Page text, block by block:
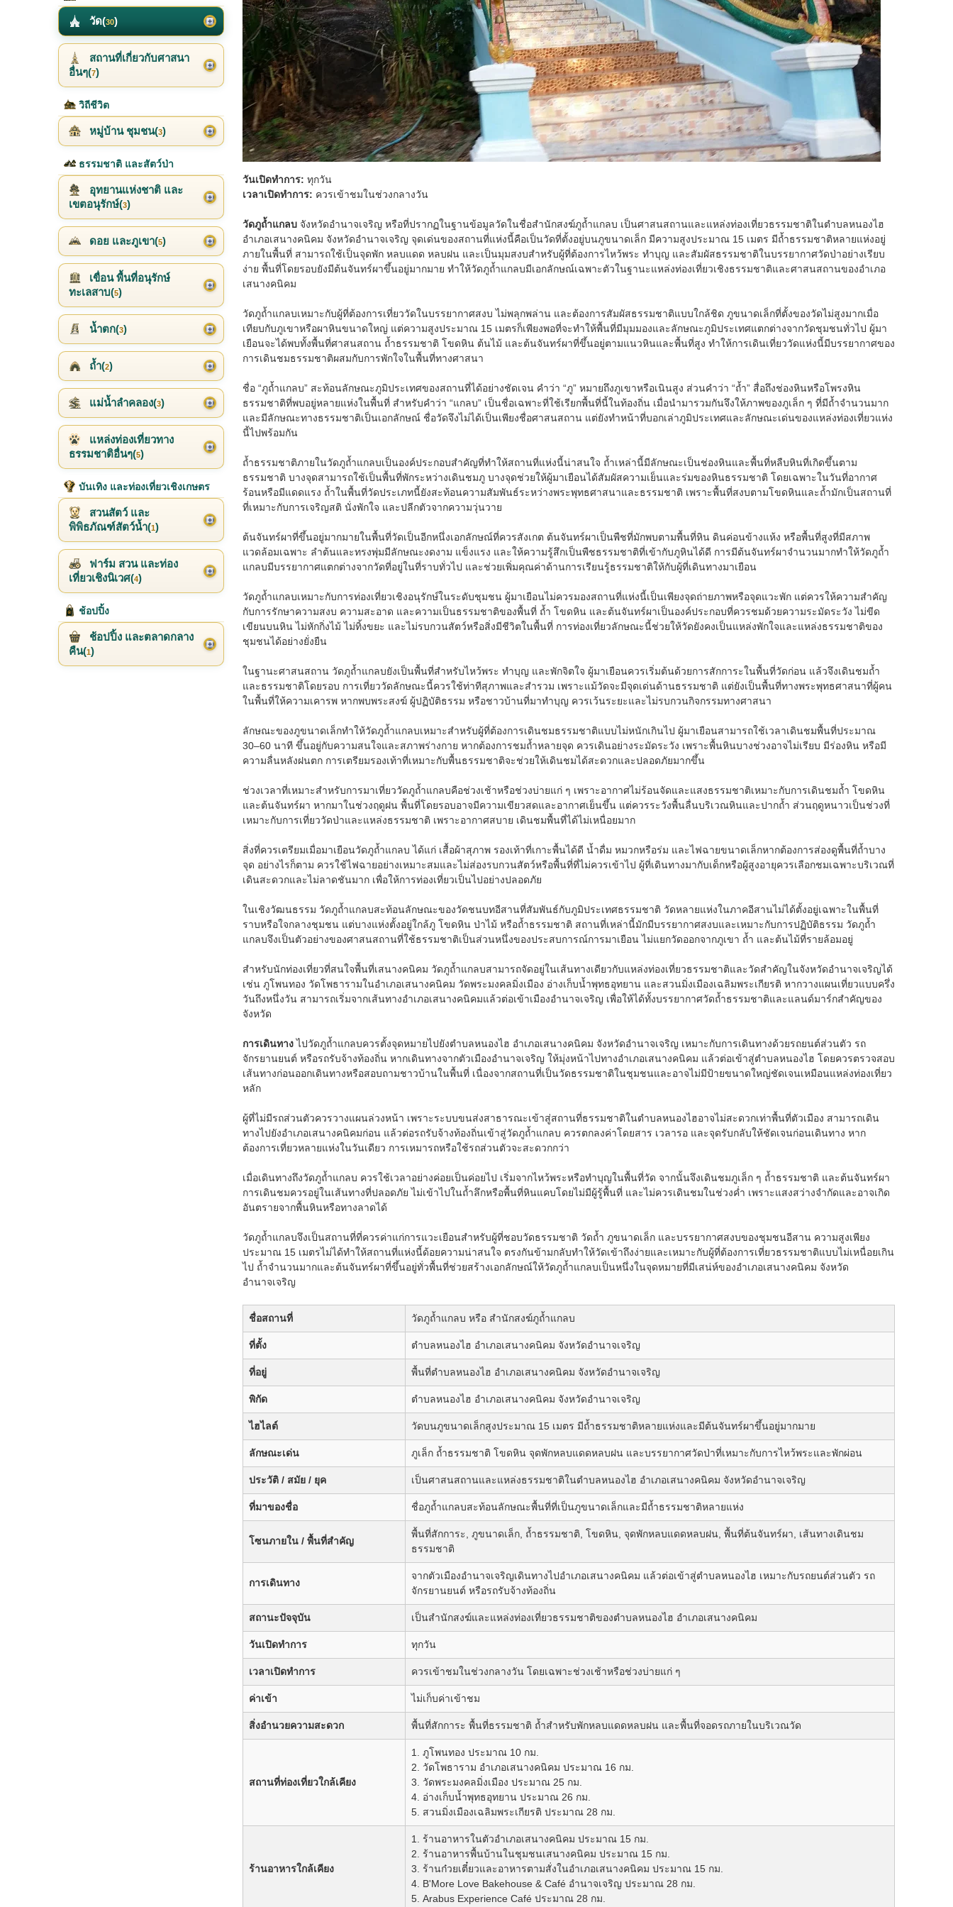
วันเปิดทำการ: ทุกวัน
เวลาเปิดทำการ: ควรเข้าชมในช่วงกลางวัน
วัดภูถ้ำแกลบจังหวัดอำนาจเจริญ หรือที่ปรากฏในฐานข้อมูลวัดในชื่อสำนักสงฆ์ภูถ้ำแกลบ เป็นศาสนสถานและแหล่งท่องเที่ยวธรรมชาติในตำบลหนองไฮ
อำเภอเสนางคนิคม จังหวัดอำนาจเจริญ จุดเด่นของสถานที่แห่งนี้คือเป็นวัดที่ตั้งอยู่บนภูขนาดเล็ก มีความสูงประมาณ 15 เมตร มีถ้ำธรรมชาติหลายแห่งอยู่
ภายในพื้นที่ สามารถใช้เป็นจุดพัก หลบแดด หลบฝน และเป็นมุมสงบสำหรับผู้ที่ต้องการไหว้พระ ทำบุญ และสัมผัสธรรมชาติในบรรยากาศวัดป่าอย่างเรียบ
ง่าย พื้นที่โดยรอบยังมีต้นจันทร์ผาขึ้นอยู่มากมาย ทำให้วัดภูถ้ำแกลบมีเอกลักษณ์เฉพาะตัวในฐานะแหล่งท่องเที่ยวเชิงธรรมชาติและศาสนสถานของอำเภอ
เสนางคนิคม
วัดภูถ้ำแกลบเหมาะกับผู้ที่ต้องการเที่ยววัดในบรรยากาศสงบ ไม่พลุกพล่าน และต้องการสัมผัสธรรมชาติแบบใกล้ชิด ภูขนาดเล็กที่ตั้งของวัดไม่สูงมากเมื่อ
เทียบกับภูเขาหรือผาหินขนาดใหญ่ แต่ความสูงประมาณ 15 เมตรก็เพียงพอที่จะทำให้พื้นที่มีมุมมองและลักษณะภูมิประเทศแตกต่างจากวัดชุมชนทั่วไป ผู้มา
เยือนจะได้พบทั้งพื้นที่ศาสนสถาน ถ้ำธรรมชาติ โขดหิน ต้นไม้ และต้นจันทร์ผาที่ขึ้นอยู่ตามแนวหินและพื้นที่สูง ทำให้การเดินเที่ยววัดแห่งนี้มีบรรยากาศของ
การเดินชมธรรมชาติผสมกับการพักใจในพื้นที่ทางศาสนา
ชื่อ “ภูถ้ำแกลบ” สะท้อนลักษณะภูมิประเทศของสถานที่ได้อย่างชัดเจน คำว่า “ภู” หมายถึงภูเขาหรือเนินสูง ส่วนคำว่า “ถ้ำ” สื่อถึงช่องหินหรือโพรงหิน
ธรรมชาติที่พบอยู่หลายแห่งในพื้นที่ สำหรับคำว่า “แกลบ” เป็นชื่อเฉพาะที่ใช้เรียกพื้นที่นี้ในท้องถิ่น เมื่อนำมารวมกันจึงให้ภาพของภูเล็ก ๆ ที่มีถ้ำจำนวนมาก
และมีลักษณะทางธรรมชาติเป็นเอกลักษณ์ ชื่อวัดจึงไม่ได้เป็นเพียงชื่อศาสนสถาน แต่ยังทำหน้าที่บอกเล่าภูมิประเทศและลักษณะเด่นของแหล่งท่องเที่ยวแห่ง
นี้ไปพร้อมกัน
ถ้ำธรรมชาติภายในวัดภูถ้ำแกลบเป็นองค์ประกอบสำคัญที่ทำให้สถานที่แห่งนี้น่าสนใจ ถ้ำเหล่านี้มีลักษณะเป็นช่องหินและพื้นที่หลืบหินที่เกิดขึ้นตาม
ธรรมชาติ บางจุดสามารถใช้เป็นพื้นที่พักระหว่างเดินชมภู บางจุดช่วยให้ผู้มาเยือนได้สัมผัสความเย็นและร่มของหินธรรมชาติ โดยเฉพาะในวันที่อากาศ
ร้อนหรือมีแดดแรง ถ้ำในพื้นที่วัดประเภทนี้ยังสะท้อนความสัมพันธ์ระหว่างพระพุทธศาสนาและธรรมชาติ เพราะพื้นที่สงบตามโขดหินและถ้ำมักเป็นสถานที่
ที่เหมาะกับการเจริญสติ นั่งพักใจ และปลีกตัวจากความวุ่นวาย
ต้นจันทร์ผาที่ขึ้นอยู่มากมายในพื้นที่วัดเป็นอีกหนึ่งเอกลักษณ์ที่ควรสังเกต ต้นจันทร์ผาเป็นพืชที่มักพบตามพื้นที่หิน ดินค่อนข้างแห้ง หรือพื้นที่สูงที่มีสภาพ
แวดล้อมเฉพาะ ลำต้นและทรงพุ่มมีลักษณะงดงาม แข็งแรง และให้ความรู้สึกเป็นพืชธรรมชาติที่เข้ากับภูหินได้ดี การมีต้นจันทร์ผาจำนวนมากทำให้วัดภูถ้ำ
แกลบมีบรรยากาศแตกต่างจากวัดที่อยู่ในที่ราบทั่วไป และช่วยเพิ่มคุณค่าด้านการเรียนรู้ธรรมชาติให้กับผู้ที่เดินทางมาเยือน
วัดภูถ้ำแกลบเหมาะกับการท่องเที่ยวเชิงอนุรักษ์ในระดับชุมชน ผู้มาเยือนไม่ควรมองสถานที่แห่งนี้เป็นเพียงจุดถ่ายภาพหรือจุดแวะพัก แต่ควรให้ความสำคัญ
กับการรักษาความสงบ ความสะอาด และความเป็นธรรมชาติของพื้นที่ ถ้ำ โขดหิน และต้นจันทร์ผาเป็นองค์ประกอบที่ควรชมด้วยความระมัดระวัง ไม่ขีด
เขียนบนหิน ไม่หักกิ่งไม้ ไม่ทิ้งขยะ และไม่รบกวนสัตว์หรือสิ่งมีชีวิตในพื้นที่ การท่องเที่ยวลักษณะนี้ช่วยให้วัดยังคงเป็นแหล่งพักใจและแหล่งธรรมชาติของ
ชุมชนได้อย่างยั่งยืน
ในฐานะศาสนสถาน วัดภูถ้ำแกลบยังเป็นพื้นที่สำหรับไหว้พระ ทำบุญ และพักจิตใจ ผู้มาเยือนควรเริ่มต้นด้วยการสักการะในพื้นที่วัดก่อน แล้วจึงเดินชมถ้ำ
และธรรมชาติโดยรอบ การเที่ยววัดลักษณะนี้ควรใช้ท่าทีสุภาพและสำรวม เพราะแม้วัดจะมีจุดเด่นด้านธรรมชาติ แต่ยังเป็นพื้นที่ทางพระพุทธศาสนาที่ผู้คน
ในพื้นที่ให้ความเคารพ หากพบพระสงฆ์ ผู้ปฏิบัติธรรม หรือชาวบ้านที่มาทำบุญ ควรเว้นระยะและไม่รบกวนกิจกรรมทางศาสนา
ลักษณะของภูขนาดเล็กทำให้วัดภูถ้ำแกลบเหมาะสำหรับผู้ที่ต้องการเดินชมธรรมชาติแบบไม่หนักเกินไป ผู้มาเยือนสามารถใช้เวลาเดินชมพื้นที่ประมาณ
30–60 นาที ขึ้นอยู่กับความสนใจและสภาพร่างกาย หากต้องการชมถ้ำหลายจุด ควรเดินอย่างระมัดระวัง เพราะพื้นหินบางช่วงอาจไม่เรียบ มีร่องหิน หรือมี
ความลื่นหลังฝนตก การเตรียมรองเท้าที่เหมาะกับพื้นธรรมชาติจะช่วยให้เดินชมได้สะดวกและปลอดภัยมากขึ้น
ช่วงเวลาที่เหมาะสำหรับการมาเที่ยววัดภูถ้ำแกลบคือช่วงเช้าหรือช่วงบ่ายแก่ ๆ เพราะอากาศไม่ร้อนจัดและแสงธรรมชาติเหมาะกับการเดินชมถ้ำ โขดหิน
และต้นจันทร์ผา หากมาในช่วงฤดูฝน พื้นที่โดยรอบอาจมีความเขียวสดและอากาศเย็นขึ้น แต่ควรระวังพื้นลื่นบริเวณหินและปากถ้ำ ส่วนฤดูหนาวเป็นช่วงที่
เหมาะกับการเที่ยววัดป่าและแหล่งธรรมชาติ เพราะอากาศสบาย เดินชมพื้นที่ได้ไม่เหนื่อยมาก
สิ่งที่ควรเตรียมเมื่อมาเยือนวัดภูถ้ำแกลบ ได้แก่ เสื้อผ้าสุภาพ รองเท้าที่เกาะพื้นได้ดี น้ำดื่ม หมวกหรือร่ม และไฟฉายขนาดเล็กหากต้องการส่องดูพื้นที่ถ้ำบาง
จุด อย่างไรก็ตาม ควรใช้ไฟฉายอย่างเหมาะสมและไม่ส่องรบกวนสัตว์หรือพื้นที่ที่ไม่ควรเข้าไป ผู้ที่เดินทางมากับเด็กหรือผู้สูงอายุควรเลือกชมเฉพาะบริเวณที่
เดินสะดวกและไม่ลาดชันมาก เพื่อให้การท่องเที่ยวเป็นไปอย่างปลอดภัย
ในเชิงวัฒนธรรม วัดภูถ้ำแกลบสะท้อนลักษณะของวัดชนบทอีสานที่สัมพันธ์กับภูมิประเทศธรรมชาติ วัดหลายแห่งในภาคอีสานไม่ได้ตั้งอยู่เฉพาะในพื้นที่
ราบหรือใจกลางชุมชน แต่บางแห่งตั้งอยู่ใกล้ภู โขดหิน ป่าไม้ หรือถ้ำธรรมชาติ สถานที่เหล่านี้มักมีบรรยากาศสงบและเหมาะกับการปฏิบัติธรรม วัดภูถ้ำ
แกลบจึงเป็นตัวอย่างของศาสนสถานที่ใช้ธรรมชาติเป็นส่วนหนึ่งของประสบการณ์การมาเยือน ไม่แยกวัดออกจากภูเขา ถ้ำ และต้นไม้ที่รายล้อมอยู่
สำหรับนักท่องเที่ยวที่สนใจพื้นที่เสนางคนิคม วัดภูถ้ำแกลบสามารถจัดอยู่ในเส้นทางเดียวกับแหล่งท่องเที่ยวธรรมชาติและวัดสำคัญในจังหวัดอำนาจเจริญได้
เช่น ภูโพนทอง วัดโพธารามในอำเภอเสนางคนิคม วัดพระมงคลมิ่งเมือง อ่างเก็บน้ำพุทธอุทยาน และสวนมิ่งเมืองเฉลิมพระเกียรติ หากวางแผนเที่ยวแบบครึ่ง
วันถึงหนึ่งวัน สามารถเริ่มจากเส้นทางอำเภอเสนางคนิคมแล้วต่อเข้าเมืองอำนาจเจริญ เพื่อให้ได้ทั้งบรรยากาศวัดถ้ำธรรมชาติและแลนด์มาร์กสำคัญของ
จังหวัด
การเดินทางไปวัดภูถ้ำแกลบควรตั้งจุดหมายไปยังตำบลหนองไฮ อำเภอเสนางคนิคม จังหวัดอำนาจเจริญ เหมาะกับการเดินทางด้วยรถยนต์ส่วนตัว รถ
จักรยานยนต์ หรือรถรับจ้างท้องถิ่น หากเดินทางจากตัวเมืองอำนาจเจริญ ให้มุ่งหน้าไปทางอำเภอเสนางคนิคม แล้วต่อเข้าสู่ตำบลหนองไฮ โดยควรตรวจสอบ
เส้นทางก่อนออกเดินทางหรือสอบถามชาวบ้านในพื้นที่ เนื่องจากสถานที่เป็นวัดธรรมชาติในชุมชนและอาจไม่มีป้ายขนาดใหญ่ชัดเจนเหมือนแหล่งท่องเที่ยว
หลัก
ผู้ที่ไม่มีรถส่วนตัวควรวางแผนล่วงหน้า เพราะระบบขนส่งสาธารณะเข้าสู่สถานที่ธรรมชาติในตำบลหนองไฮอาจไม่สะดวกเท่าพื้นที่ตัวเมือง สามารถเดิน
ทางไปยังอำเภอเสนางคนิคมก่อน แล้วต่อรถรับจ้างท้องถิ่นเข้าสู่วัดภูถ้ำแกลบ ควรตกลงค่าโดยสาร เวลารอ และจุดรับกลับให้ชัดเจนก่อนเดินทาง หาก
ต้องการเที่ยวหลายแห่งในวันเดียว การเหมารถหรือใช้รถส่วนตัวจะสะดวกกว่า
เมื่อเดินทางถึงวัดภูถ้ำแกลบ ควรใช้เวลาอย่างค่อยเป็นค่อยไป เริ่มจากไหว้พระหรือทำบุญในพื้นที่วัด จากนั้นจึงเดินชมภูเล็ก ๆ ถ้ำธรรมชาติ และต้นจันทร์ผา
การเดินชมควรอยู่ในเส้นทางที่ปลอดภัย ไม่เข้าไปในถ้ำลึกหรือพื้นที่หินแคบโดยไม่มีผู้รู้พื้นที่ และไม่ควรเดินชมในช่วงค่ำ เพราะแสงสว่างจำกัดและอาจเกิด
อันตรายจากพื้นหินหรือทางลาดได้
วัดภูถ้ำแกลบจึงเป็นสถานที่ที่ควรค่าแก่การแวะเยือนสำหรับผู้ที่ชอบวัดธรรมชาติ วัดถ้ำ ภูขนาดเล็ก และบรรยากาศสงบของชุมชนอีสาน ความสูงเพียง
ประมาณ 15 เมตรไม่ได้ทำให้สถานที่แห่งนี้ด้อยความน่าสนใจ ตรงกันข้ามกลับทำให้วัดเข้าถึงง่ายและเหมาะกับผู้ที่ต้องการเที่ยวธรรมชาติแบบไม่เหนื่อยเกิน
ไป ถ้ำจำนวนมากและต้นจันทร์ผาที่ขึ้นอยู่ทั่วพื้นที่ช่วยสร้างเอกลักษณ์ให้วัดภูถ้ำแกลบเป็นหนึ่งในจุดหมายที่มีเสน่ห์ของอำเภอเสนางคนิคม จังหวัด
อำนาจเจริญ
ชื่อสถานที่ วัดภูถ้ำแกลบ หรือ สำนักสงฆ์ภูถ้ำแกลบ
ที่ตั้ง ตำบลหนองไฮ อำเภอเสนางคนิคม จังหวัดอำนาจเจริญ
ที่อยู่ พื้นที่ตำบลหนองไฮ อำเภอเสนางคนิคม จังหวัดอำนาจเจริญ
พิกัด ตำบลหนองไฮ อำเภอเสนางคนิคม จังหวัดอำนาจเจริญ
ไฮไลต์ วัดบนภูขนาดเล็กสูงประมาณ 15 เมตร มีถ้ำธรรมชาติหลายแห่งและมีต้นจันทร์ผาขึ้นอยู่มากมาย
ลักษณะเด่น ภูเล็ก ถ้ำธรรมชาติ โขดหิน จุดพักหลบแดดหลบฝน และบรรยากาศวัดป่าที่เหมาะกับการไหว้พระและพักผ่อน
ประวัติ / สมัย / ยุค เป็นศาสนสถานและแหล่งธรรมชาติในตำบลหนองไฮ อำเภอเสนางคนิคม จังหวัดอำนาจเจริญ
ที่มาของชื่อ ชื่อภูถ้ำแกลบสะท้อนลักษณะพื้นที่ที่เป็นภูขนาดเล็กและมีถ้ำธรรมชาติหลายแห่ง
โซนภายใน / พื้นที่สำคัญ
พื้นที่สักการะ, ภูขนาดเล็ก, ถ้ำธรรมชาติ, โขดหิน, จุดพักหลบแดดหลบฝน, พื้นที่ต้นจันทร์ผา, เส้นทางเดินชม
ธรรมชาติ
การเดินทาง
จากตัวเมืองอำนาจเจริญเดินทางไปอำเภอเสนางคนิคม แล้วต่อเข้าสู่ตำบลหนองไฮ เหมาะกับรถยนต์ส่วนตัว รถ
จักรยานยนต์ หรือรถรับจ้างท้องถิ่น
สถานะปัจจุบัน เป็นสำนักสงฆ์และแหล่งท่องเที่ยวธรรมชาติของตำบลหนองไฮ อำเภอเสนางคนิคม
วันเปิดทำการ ทุกวัน
เวลาเปิดทำการ ควรเข้าชมในช่วงกลางวัน โดยเฉพาะช่วงเช้าหรือช่วงบ่ายแก่ ๆ
ค่าเข้า ไม่เก็บค่าเข้าชม
สิ่งอำนวยความสะดวก พื้นที่สักการะ พื้นที่ธรรมชาติ ถ้ำสำหรับพักหลบแดดหลบฝน และพื้นที่จอดรถภายในบริเวณวัด
สถานที่ท่องเที่ยวใกล้เคียง
1. ภูโพนทอง ประมาณ 10 กม.
2. วัดโพธาราม อำเภอเสนางคนิคม ประมาณ 16 กม.
3. วัดพระมงคลมิ่งเมือง ประมาณ 25 กม.
4. อ่างเก็บน้ำพุทธอุทยาน ประมาณ 26 กม.
5. สวนมิ่งเมืองเฉลิมพระเกียรติ ประมาณ 28 กม.
ร้านอาหารใกล้เคียง
1. ร้านอาหารในตัวอำเภอเสนางคนิคม ประมาณ 15 กม.
2. ร้านอาหารพื้นบ้านในชุมชนเสนางคนิคม ประมาณ 15 กม.
3. ร้านก๋วยเตี๋ยวและอาหารตามสั่งในอำเภอเสนางคนิคม ประมาณ 15 กม.
4. B'More Love Bakehouse & Café อำนาจเจริญ ประมาณ 28 กม.
5. Arabus Experience Café ประมาณ 28 กม.
วัด(30)
สถานที่เกี่ยวกับศาสนา
อื่นๆ(7)
วิถีชีวิต
หมู่บ้าน ชุมชน(3)
ธรรมชาติ และสัตว์ป่า
อุทยานแห่งชาติ และ
เขตอนุรักษ์(3)
ดอย และภูเขา(5)
เขื่อน พื้นที่อนุรักษ์
ทะเลสาบ(5)
น้ำตก(3)
ถ้ำ(2)
แม่น้ำลำคลอง(3)
แหล่งท่องเที่ยวทาง
ธรรมชาติอื่นๆ(5)
บันเทิง และท่องเที่ยวเชิงเกษตร
สวนสัตว์ และ
พิพิธภัณฑ์สัตว์น้ำ(1)
ฟาร์ม สวน และท่อง
เที่ยวเชิงนิเวศ(4)
ช้อปปิ้ง
ช้อปปิ้ง และตลาดกลาง
คืน(1)